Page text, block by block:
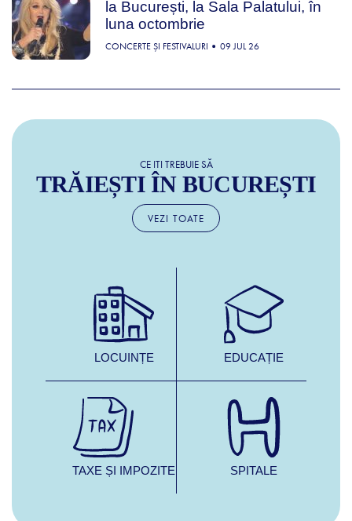
la București, la Sala Palatului, în
luna octombrie
CONCERTE ȘI FESTIVALURI 09 JUL 26
CE ITI TREBUIE SĂ
TRĂIEȘTI ÎN BUCUREȘTI
VEZI TOATE
LOCUINȚE EDUCAȚIE
TAXE ȘI IMPOZITE SPITALE